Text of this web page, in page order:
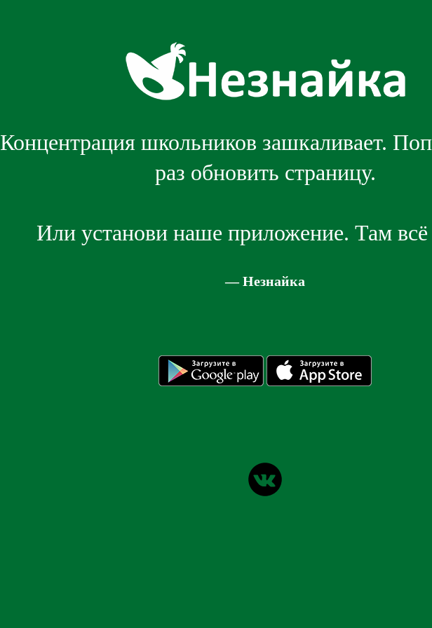
Концентрация школьников зашкаливает.
раз обновить страницу.
Или установи наше приложение. Там всё
— Незнайка